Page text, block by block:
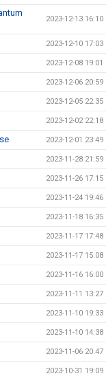
2023-12-13 16:10
2023-12-10 17:03
2023-12-08 19:01
2023-12-06 20:59
2023-12-05 22:35
2023-12-02 22:18
2023-12-01 23:49
2023-11-28 21:59
2023-11-26 17:15
2023-11-24 19:46
2023-11-18 16:35
2023-11-17 17:48
2023-11-17 15:08
2023-11-16 16:00
2023-11-11 13:27
2023-11-10 19:33
2023-11-10 14:38
2023-11-06 20:47
2023-10-31 19:09